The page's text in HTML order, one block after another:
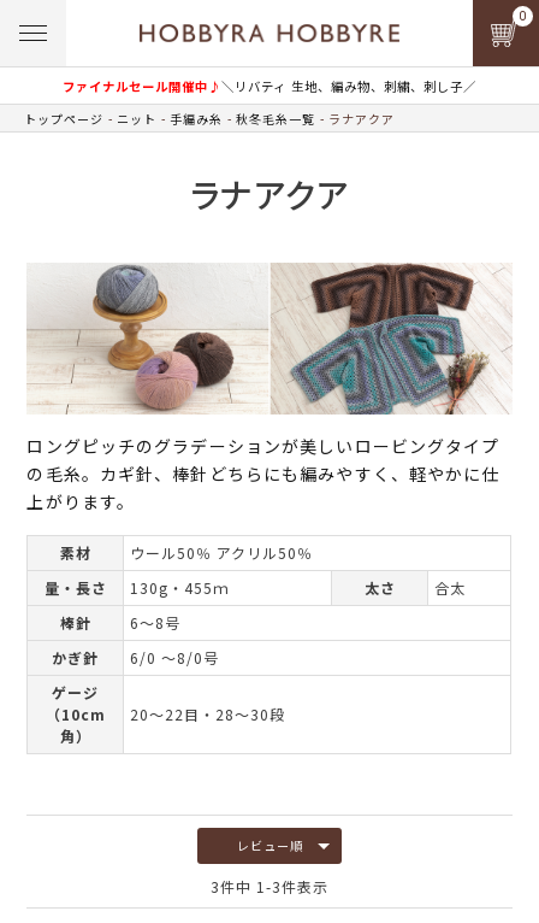
ファイナルセール開催中♪＼リバティ 生地、編み物、刺繍、刺し子／
0
トップページ ニット 手編み糸 秋冬毛糸一覧 ラナアクア
ラナアクア
ロングピッチのグラデーションが美しいロービングタイプ
の毛糸。カギ針、棒針どちらにも編みやすく、軽やかに仕
上がります。
素材
ウール50％ アクリル50％
量・長さ
130g・455ｍ 太さ
合太
棒針
6～8号
かぎ針
6/0 ～8/0号
ゲージ
（10cm
角）
20～22目・28～30段
レビュー順
3件中 1 -3件表示